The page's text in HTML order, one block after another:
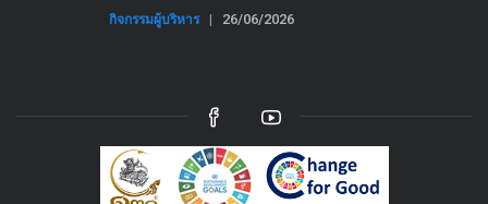
กิจกรรมผู้บริหาร | 26/06/2026